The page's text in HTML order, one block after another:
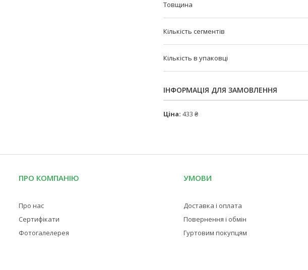
Товщина
Кількість сегментів
Кількість в упаковці
ІНФОРМАЦІЯ ДЛЯ ЗАМОВЛЕННЯ
Ціна: 433 ₴
ПРО КОМПАНІЮ
Про нас
Сертифікати
Фотогалелерея
УМОВИ
Доставка і оплата
Повернення і обмін
Гуртовим покупцям